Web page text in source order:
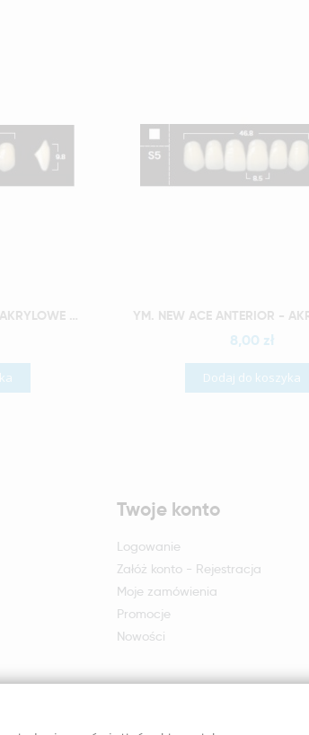
YM. NEW ACE ANTERIOR - AKRYLOWE ZĘBY SZTUCZNE - B1-S3 Szybki podgląd
8,00 zł
Dodaj do koszyka
Twoje konto
Logowanie
Załóż konto - Rejestracja
Moje zamówienia
Promocje
Nowości